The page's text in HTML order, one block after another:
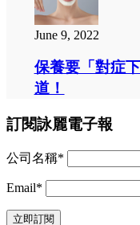
June 9, 2022
保養要「對症
道！
訂閱詠麗電子報
公司名稱*
Email*